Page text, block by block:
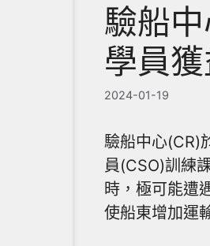
驗船
學員
2024-01-19
驗船中心(CR)
員(CSO)訓練
時，極可能遭
使船東增加運